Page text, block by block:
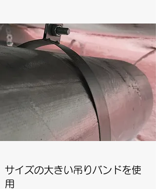
サイズの大きい吊りバンドを使
用